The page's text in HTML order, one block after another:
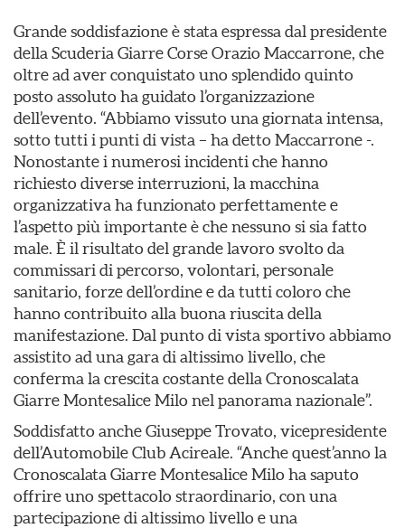
Grande soddisfazione è stata espressa dal presidente
della Scuderia Giarre Corse Orazio Maccarrone, che
oltre ad aver conquistato uno splendido quinto
posto assoluto ha guidato l’organizzazione
dell’evento. “Abbiamo vissuto una giornata intensa,
sotto tutti i punti di vista – ha detto Maccarrone -.
Nonostante i numerosi incidenti che hanno
richiesto diverse interruzioni, la macchina
organizzativa ha funzionato perfettamente e
l’aspetto più importante è che nessuno si sia fatto
male. È il risultato del grande lavoro svolto da
commissari di percorso, volontari, personale
sanitario, forze dell’ordine e da tutti coloro che
hanno contribuito alla buona riuscita della
manifestazione. Dal punto di vista sportivo abbiamo
assistito ad una gara di altissimo livello, che
conferma la crescita costante della Cronoscalata
Giarre Montesalice Milo nel panorama nazionale”.
Soddisfatto anche Giuseppe Trovato, vicepresidente
dell’Automobile Club Acireale. “Anche quest’anno la
Cronoscalata Giarre Montesalice Milo ha saputo
offrire uno spettacolo straordinario, con una
partecipazione di altissimo livello e una